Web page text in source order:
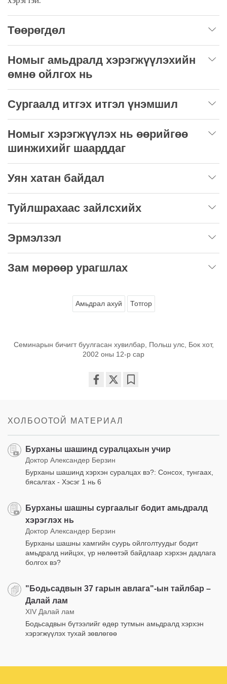
Төөрөгдөл
Номыг амьдралд хэрэгжүүлэхийн
өмнө ойлгох нь
Сургаалд итгэх итгэл үнэмшил
Номыг хэрэгжүүлэх нь өөрийгөө
шинжихийг шаарддаг
Уян хатан байдал
Туйлшрахаас зайлсхийх
Эрмэлзэл
Зам мөрөөр урагшлах
Амьдрал ахуй Тотгор
Семинарын бичигт буулгасан хувилбар, Польш улс, Бок хот,
2002 оны 12-р сар
ХОЛБООТОЙ МАТЕРИАЛ
Бурханы шашинд суралцахын учир
Доктор Александер Берзин
Бурханы шашинд хэрхэн суралцах вэ?: Сонсох, тунгаах,
бясалгах - Хэсэг 1 нь 6
Бурханы шашны сургаалыг бодит амьдралд
хэрэглэх нь
Доктор Александер Берзин
Бурханы шашны хамгийн суурь ойлголтуудыг бодит
амьдралд нийцэх, үр нөлөөтэй байдлаар хэрхэн дадлага
болгох вэ?
"Бодьсадвын 37 гарын авлага"-ын тайлбар –
Далай лам
XIV Далай лам
Бодьсадвын бүтээлийг өдөр тутмын амьдралд хэрхэн
хэрэгжүүлэх тухай зөвлөгөө